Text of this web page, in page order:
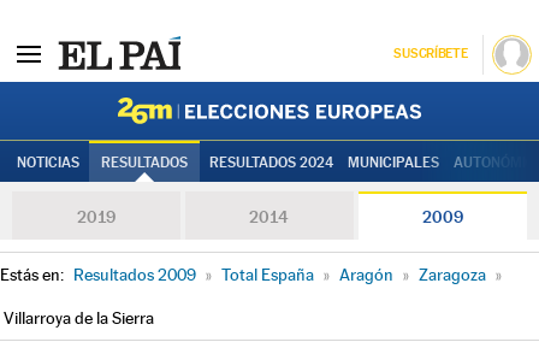
SUSCRÍBETE
NOTICIAS RESULTADOS RESULTADOS 2024 MUNICIPALES
2019 2014 2009
Estás en: Resultados 2009 » Total España » Aragón » Zaragoza »
Villarroya de la Sierra